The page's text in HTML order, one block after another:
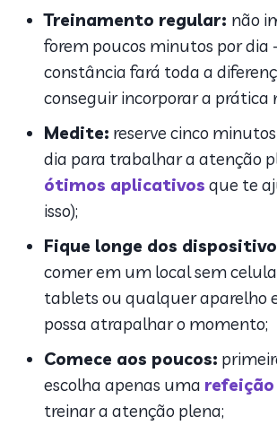
Treinamento regular: não
forem poucos minutos por
constância fará toda a
conseguir incorporar a prática
Medite: reserve cinco
dia para trabalhar a atenção
ótimos aplicativos que te
isso);
Fique longe dos
comer em um local sem
tablets ou qualquer aparelho
possa atrapalhar o momento;
Comece aos poucos:
escolha apenas uma refeição
treinar a atenção plena;